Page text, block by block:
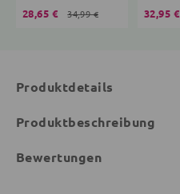
28,65 € 34,99 € 32,95 €
Produktdetails
Produktbeschreibung
Bewertungen